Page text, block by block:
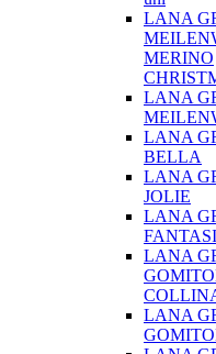
LANA
MERINO
LANA
LANA
BELLA
LANA
JOLIE
LANA
LANA
LANA